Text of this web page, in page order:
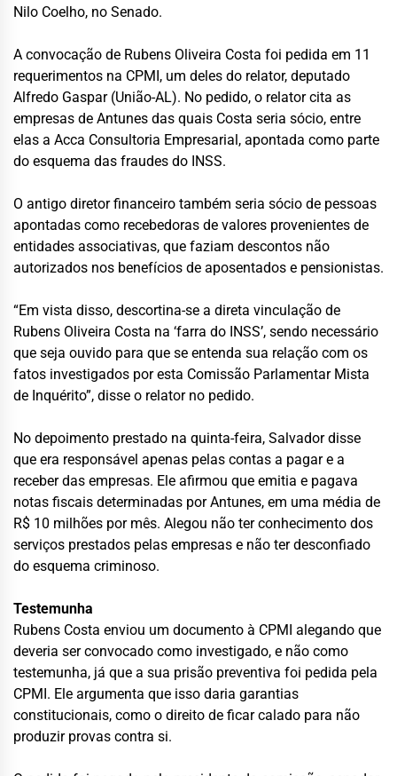
Nilo Coelho, no Senado.
A convocação de Rubens Oliveira Costa foi pedida em 11
requerimentos na CPMI, um deles do relator, deputado
Alfredo Gaspar (União-AL). No pedido, o relator cita as
empresas de Antunes das quais Costa seria sócio, entre
elas a Acca Consultoria Empresarial, apontada como parte
do esquema das fraudes do INSS.
O antigo diretor financeiro também seria sócio de pessoas
apontadas como recebedoras de valores provenientes de
entidades associativas, que faziam descontos não
autorizados nos benefícios de aposentados e pensionistas.
“Em vista disso, descortina-se a direta vinculação de
Rubens Oliveira Costa na ‘farra do INSS’, sendo necessário
que seja ouvido para que se entenda sua relação com os
fatos investigados por esta Comissão Parlamentar Mista
de Inquérito”, disse o relator no pedido.
No depoimento prestado na quinta-feira, Salvador disse
que era responsável apenas pelas contas a pagar e a
receber das empresas. Ele afirmou que emitia e pagava
notas fiscais determinadas por Antunes, em uma média de
R$ 10 milhões por mês. Alegou não ter conhecimento dos
serviços prestados pelas empresas e não ter desconfiado
do esquema criminoso.
Testemunha
Rubens Costa enviou um documento à CPMI alegando que
deveria ser convocado como investigado, e não como
testemunha, já que a sua prisão preventiva foi pedida pela
CPMI. Ele argumenta que isso daria garantias
constitucionais, como o direito de ficar calado para não
produzir provas contra si.